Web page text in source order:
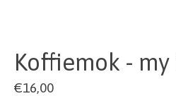
Koffiemok -
€16,00